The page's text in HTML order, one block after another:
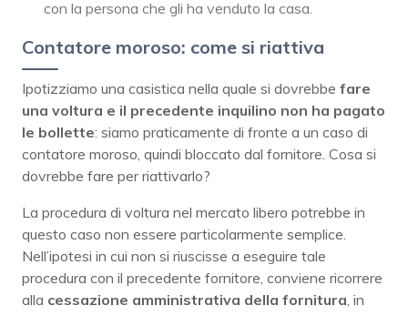
con la persona che gli ha venduto la casa.
Contatore moroso: come si riattiva
Ipotizziamo una casistica nella quale si dovrebbe fare
una voltura e il precedente inquilino non ha pagato
le bollette: siamo praticamente di fronte a un caso di
contatore moroso, quindi bloccato dal fornitore. Cosa si
dovrebbe fare per riattivarlo?
La procedura di voltura nel mercato libero potrebbe in
questo caso non essere particolarmente semplice.
Nell’ipotesi in cui non si riuscisse a eseguire tale
procedura con il precedente fornitore, conviene ricorrere
alla cessazione amministrativa della fornitura , in